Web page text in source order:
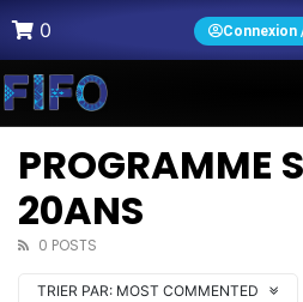
0
PROGRAMME
20ANS
0 POSTS
TRIER PAR: MOST COMMENTED